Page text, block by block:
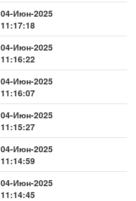
04-Июн-2025
11:17:18
04-Июн-2025
11:16:22
04-Июн-2025
11:16:07
04-Июн-2025
11:15:27
04-Июн-2025
11:14:59
04-Июн-2025
11:14:45